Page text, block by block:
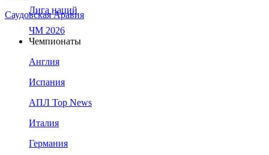
Саудовская Аравия
Лига наций
ЧМ 2026
Чемпионаты
Англия
Испания
АПЛ Top News
Италия
Германия